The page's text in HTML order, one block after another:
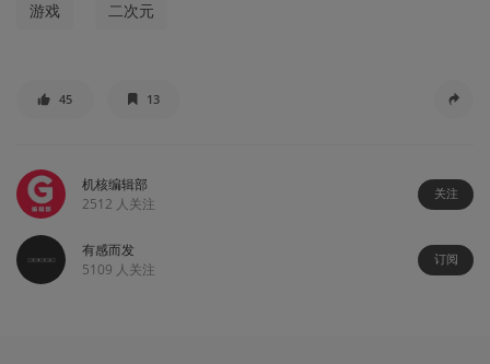
游戏 二次元
45 13
机核编辑部
2512 人关注
关注
有感而发
5109 人关注
订阅